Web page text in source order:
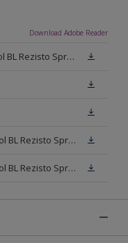
Download Adobe Reader
Technisch Informatieblad Rubbol BL Rezisto Spray (PDF)
Veiligheidsinformatieblad Rubbol BL Rezisto Spray W05 (MSDS)
Veiligheidsinformatieblad Rubbol BL Rezisto Spray N00 (MSDS)